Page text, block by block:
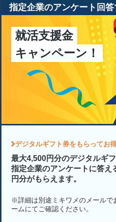
指定企業のアンケート回答
就活支援金
キャンペーン！
デジタルギフト券をもらってお
最大4,500円分のデジタルギ
指定企業のアンケートに答え
円分がもらえます。
※詳細は別途ミキワメのメールで
ームにてご確認ください。